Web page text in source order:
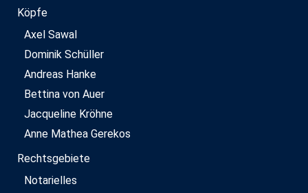
Köpfe
Axel Sawal
Dominik Schüller
Andreas Hanke
Bettina von Auer
Jacqueline Kröhne
Anne Mathea Gerekos
Rechtsgebiete
Notarielles